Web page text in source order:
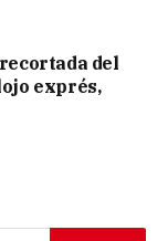
del
exprés,